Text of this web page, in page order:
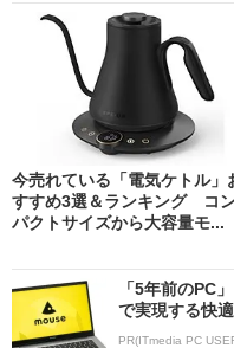
今売れている「電気ケトル」
すすめ3選＆ランキング コ
パクトサイズから大容量モ...
「5年前のPC
で実現する快
PR(ITmedia PC